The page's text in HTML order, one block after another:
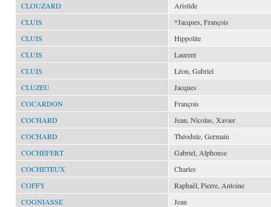
CLOUZARD
Aristide
CLUIS
*Jacques, François
CLUIS
Hippolite
CLUIS
Laurent
CLUIS
Léon, Gabriel
CLUZEU
Jacques
COCARDON
François
COCHARD
Jean, Nicolas, Xavier
COCHARD
Théodule, Germain
COCHEFERT
Gabriel, Alphonse
COCHETEUX
Charles
COFFY
Raphaël, Pierre, Antoine
COGNIASSE
Jean